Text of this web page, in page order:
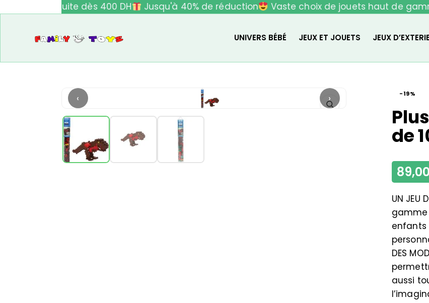
gratuite dès 400 DH Jusqu'à 40% de réduction Vaste choix de jouets haut de
UNIVERS BÉBÉ JEUX ET JOUETS JEUX
‹ › -19%
de
UN JEU
gamme
enfants
DES
aussi